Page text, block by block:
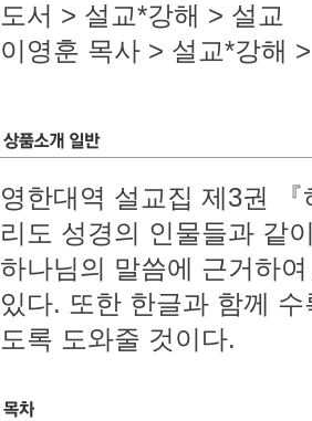
도서 > 설교*강해 > 설교
이영훈 목사 > 설교*강해
영한대역 설교집 제3권
리도 성경의 인물들과 같
하나님의 말씀에 근거하
있다. 또한 한글과 함께
도록 도와줄 것이다.